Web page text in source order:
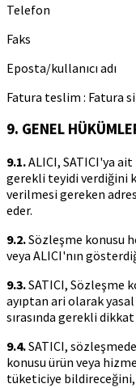
Telefon
Faks
Eposta/kullanıcı adı
Fatura teslim : Fatura
9. GENEL
9.1.ALICI, SATICI'ya
gerekli teyidi verdiğini
verilmesi gereken
eder.
9.2.Sözleşme konusu
veya ALICI'nın
9.3.SATICI, Sözleşme
ayıptan ari olarak
sırasında gerekli
9.4.SATICI,
konusu ürün veya
tüketiciye bildireceğini,